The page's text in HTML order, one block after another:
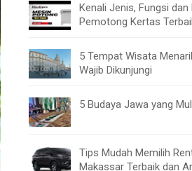
Kenali Jenis, Fungsi
Pemotong Kertas
5 Tempat Wisata
Wajib Dikunjungi
5 Budaya Jawa yang
Tips Mudah Memilih
Makassar Terbaik dan